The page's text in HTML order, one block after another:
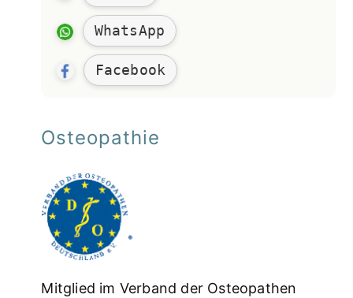
WhatsApp
Facebook
Osteopathie
Mitglied im Verband der Osteopathen